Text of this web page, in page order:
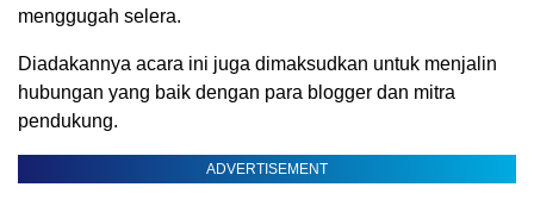
menggugah selera.
Diadakannya acara ini juga dimaksudkan untuk menjalin
hubungan yang baik dengan para blogger dan mitra
pendukung.
ADVERTISEMENT